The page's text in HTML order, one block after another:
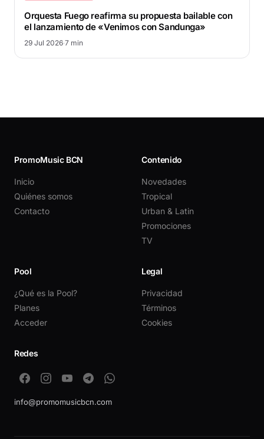
Orquesta Fuego reafirma su propuesta bailable con
el lanzamiento de «Venimos con Sandunga»
29 Jul 2026·7 min
PromoMusic BCN
Inicio
Quiénes somos
Contacto
Contenido
Novedades
Tropical
Urban & Latin
Promociones
TV
Pool
¿Qué es la Pool?
Planes
Acceder
Legal
Privacidad
Términos
Cookies
Redes
info@promomusicbcn.com